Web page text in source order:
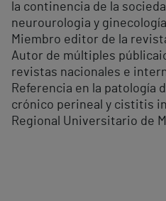
la continencia de la
neurourologia y ginecología
Miembro editor de la
Autor de múltiples
revistas nacionales e
Referencia en la patología
crónico perineal y cistitis
Regional Universitario de